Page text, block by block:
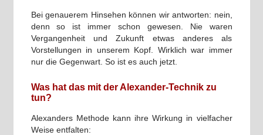
Bei genauerem Hinsehen können wir antworten: nein,
denn so ist immer schon gewesen. Nie waren
Vergangenheit und Zukunft etwas anderes als
Vorstellungen in unserem Kopf. Wirklich war immer
nur die Gegenwart. So ist es auch jetzt.
Was hat das mit der Alexander-Technik zu
tun?
Alexanders Methode kann ihre Wirkung in vielfacher
Weise entfalten: